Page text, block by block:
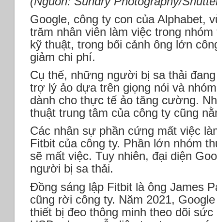
Google, công ty con của Alphabet,
trăm nhân viên làm việc trong
kỹ thuật, trong bối cảnh ông lớn
giảm chi phí.
Cụ thể, những người bị sa thải
trợ lý ảo dựa trên giọng nói và
dành cho thực tế ảo tăng cường.
thuật trung tâm của công ty cũng
Các nhân sự phần cứng mất việc
Fitbit của công ty. Phần lớn nhóm
sẽ mất việc. Tuy nhiên, đại diện
người bị sa thải.
Đồng sáng lập Fitbit là ông James
cũng rời công ty. Năm 2021,
thiết bị đeo thông minh theo dõi